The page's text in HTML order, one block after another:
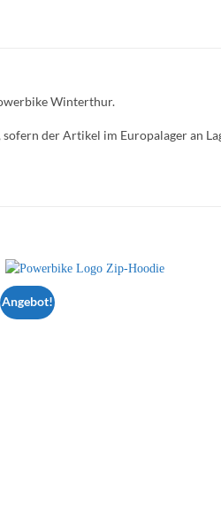
Winterthur.
der Artikel im Europalager an
Angebot!